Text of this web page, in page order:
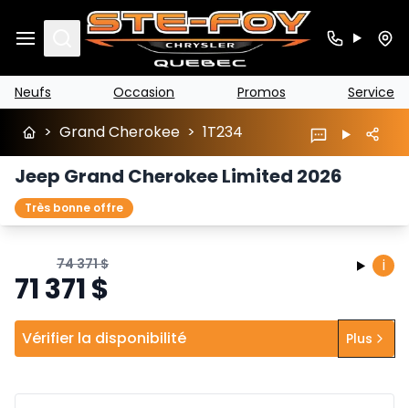
Search
Neufs Occasion Promos Service
> Grand Cherokee > 1T234
Jeep Grand Cherokee Limited 2026
Très bonne offre
74 371$
71 371$
i
Vérifier la disponibilité Plus